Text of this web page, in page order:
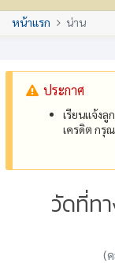
หน้าแรก น่าน
ประกาศ
เรียนแจ้ง
เครดิต กรุ
วัดที่ท
(